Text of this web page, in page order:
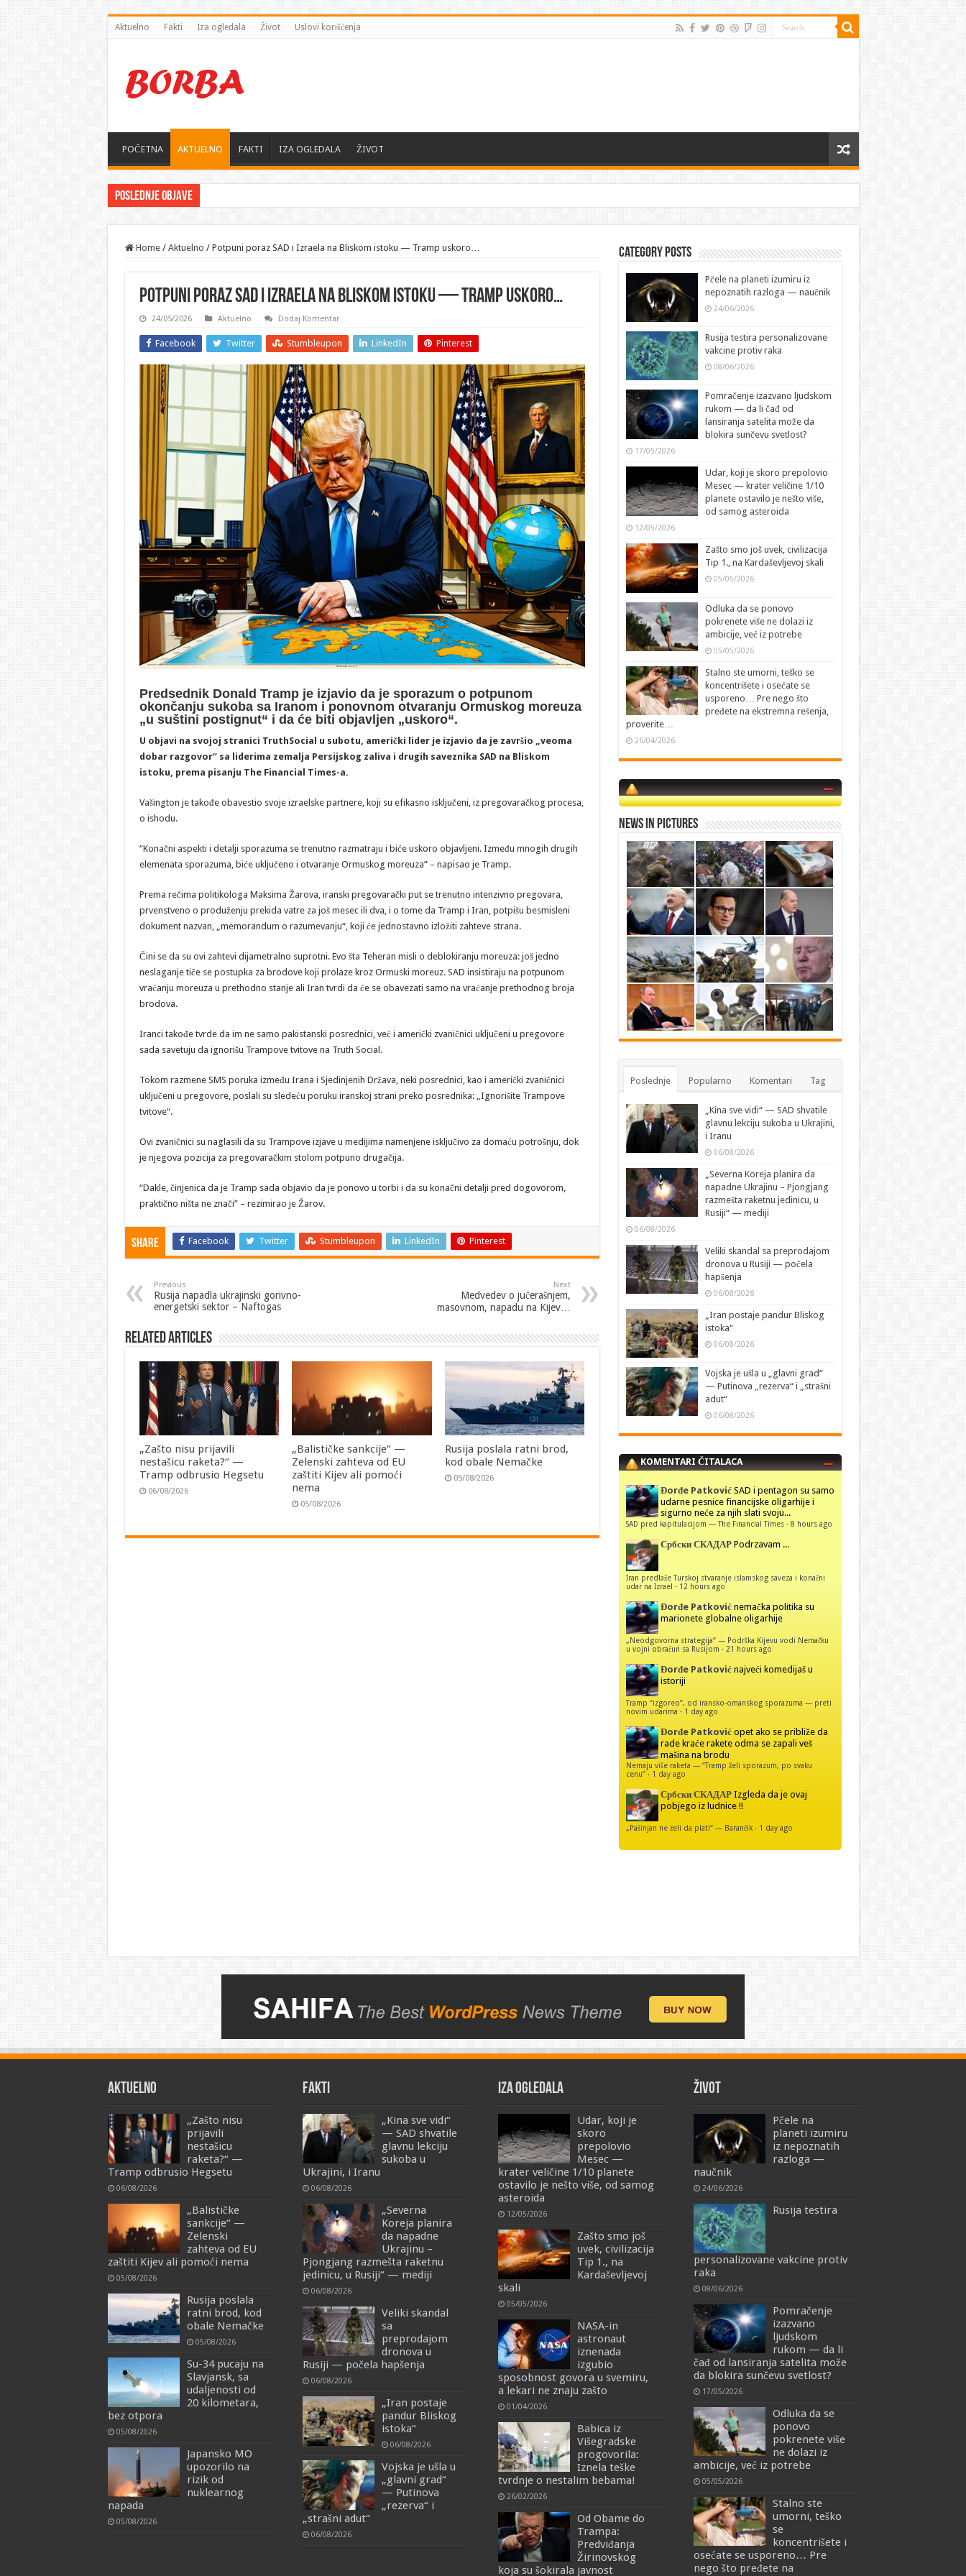
Aktuelno Fakti Iza ogledala Život Uslovi korišćenja
POČETNA AKTUELNO FAKTI IZA OGLEDALA ŽIVOT
Poslednje objave
Home / Aktuelno / Potpuni poraz SAD i Izraela na Bliskom istoku — Tramp uskoro…
Potpuni poraz SAD i Izraela na Bliskom istoku — Tramp uskoro…
24/05/2026 Aktuelno Dodaj Komentar
Facebook Twitter Stumbleupon LinkedIn Pinterest
Predsednik Donald Tramp je izjavio da je sporazum o potpunom
okončanju sukoba sa Iranom i ponovnom otvaranju Ormuskog moreuza
„u suštini postignut“ i da će biti objavljen „uskoro“.
U objavi na svojoj stranici TruthSocial u subotu, američki lider je izjavio da je završio „veoma
dobar razgovor“ sa liderima zemalja Persijskog zaliva i drugih saveznika SAD na Bliskom
istoku, prema pisanju The Financial Times-a.
Vašington je takođe obavestio svoje izraelske partnere, koji su efikasno isključeni, iz pregovaračkog procesa,
o ishodu.
“Konačni aspekti i detalji sporazuma se trenutno razmatraju i biće uskoro objavljeni. Između mnogih drugih
elemenata sporazuma, biće uključeno i otvaranje Ormuskog moreuza” – napisao je Tramp.
Prema rečima politikologa Maksima Žarova, iranski pregovarački put se trenutno intenzivno pregovara,
prvenstveno o produženju prekida vatre za još mesec ili dva, i o tome da Tramp i Iran, potpišu besmisleni
dokument nazvan, „memorandum o razumevanju“, koji će jednostavno izložiti zahteve strana.
Čini se da su ovi zahtevi dijametralno suprotni. Evo šta Teheran misli o deblokiranju moreuza: još jedno
neslaganje tiče se postupka za brodove koji prolaze kroz Ormuski moreuz. SAD insistiraju na potpunom
vraćanju moreuza u prethodno stanje ali Iran tvrdi da će se obavezati samo na vraćanje prethodnog broja
brodova.
Iranci takođe tvrde da im ne samo pakistanski posrednici, već i američki zvaničnici uključeni u pregovore
sada savetuju da ignorišu Trampove tvitove na Truth Social.
Tokom razmene SMS poruka između Irana i Sjedinjenih Država, neki posrednici, kao i američki zvaničnici
uključeni u pregovore, poslali su sledeću poruku iranskoj strani preko posrednika: „Ignorišite Trampove
tvitove“.
Ovi zvaničnici su naglasili da su Trampove izjave u medijima namenjene isključivo za domaću potrošnju, dok
je njegova pozicija za pregovaračkim stolom potpuno drugačija.
“Dakle, činjenica da je Tramp sada objavio da je ponovo u torbi i da su konačni detalji pred dogovorom,
praktično ništa ne znači” – rezimirao je Žarov.
Share Facebook Twitter Stumbleupon LinkedIn Pinterest
Previous
Rusija napadla ukrajinski gorivno-
energetski sektor – Naftogas
Next
Medvedev o jučerašnjem,
masovnom, napadu na Kijev…
Related Articles
„Zašto nisu prijavili
nestašicu raketa?“ —
Tramp odbrusio Hegsetu
06/08/2026
„Balističke sankcije“ —
Zelenski zahteva od EU
zaštiti Kijev ali pomoći
nema
05/08/2026
Rusija poslala ratni brod,
kod obale Nemačke
05/08/2026
Category Posts
Pčele na planeti izumiru iz
nepoznatih razloga — naučnik
24/06/2026
Rusija testira personalizovane
vakcine protiv raka
08/06/2026
Pomračenje izazvano ljudskom
rukom — da li čađ od
lansiranja satelita može da
blokira sunčevu svetlost?
17/05/2026
Udar, koji je skoro prepolovio
Mesec — krater veličine 1/10
planete ostavilo je nešto više,
od samog asteroida
12/05/2026
Zašto smo još uvek, civilizacija
Tip 1., na Kardaševljevoj skali
05/05/2026
Odluka da se ponovo
pokrenete više ne dolazi iz
ambicije, već iz potrebe
05/05/2026
Stalno ste umorni, teško se
koncentrišete i osećate se
usporeno… Pre nego što
pređete na ekstremna rešenja,
proverite…
26/04/2026
News in Pictures
Poslednje Popularno Komentari Tag
„Kina sve vidi“ — SAD shvatile
glavnu lekciju sukoba u Ukrajini,
i Iranu
06/08/2026
„Severna Koreja planira da
napadne Ukrajinu – Pjongjang
razmešta raketnu jedinicu, u
Rusiji“ — mediji
06/08/2026
Veliki skandal sa preprodajom
dronova u Rusiji — počela
hapšenja
06/08/2026
„Iran postaje pandur Bliskog
istoka“
06/08/2026
Vojska je ušla u „glavni grad“
— Putinova „rezerva“ i „strašni
adut“
06/08/2026
KOMENTARI ČITALACA
Đorđe Patković SAD i pentagon su samo
udarne pesnice financijske oligarhije i
sigurno neće za njih slati svoju...
SAD pred kapitulacijom — The Financial Times· 8 hours ago
Србски СКАДАР Podrzavam ...
Iran predlaže Turskoj stvaranje islamskog saveza i konačni
udar na Izrael · 12 hours ago
Đorđe Patković nemačka politika su
marionete globalne oligarhije
„Neodgovorna strategija“ — Podrška Kijevu vodi Nemačku
u vojni obračun sa Rusijom · 21 hours ago
Đorđe Patković najveći komedijaš u
istoriji
Tramp “izgoreo”, od iransko-omanskog sporazuma — preti
novim udarima · 1 day ago
Đorđe Patković opet ako se približe da
rade kraće rakete odma se zapali veš
mašina na brodu
Nemaju više raketa — “Tramp želi sporazum, po svaku
cenu”· 1 day ago
Србски СКАДАР Izgleda da je ovaj
pobjego iz ludnice !!
„Pašinjan ne želi da plati“ — Barančik· 1 day ago
AKTUELNO
„Zašto nisu
prijavili
nestašicu
raketa?“ —
Tramp odbrusio Hegsetu
06/08/2026
„Balističke
sankcije“ —
Zelenski
zahteva od EU
zaštiti Kijev ali pomoći nema
05/08/2026
Rusija poslala
ratni brod, kod
obale Nemačke
05/08/2026
Su-34 pucaju na
Slavjansk, sa
udaljenosti od
20 kilometara,
bez otpora
05/08/2026
Japansko MO
upozorilo na
rizik od
nuklearnog
napada
05/08/2026
FAKTI
„Kina sve vidi“
— SAD shvatile
glavnu lekciju
sukoba u
Ukrajini, i Iranu
06/08/2026
„Severna
Koreja planira
da napadne
Ukrajinu –
Pjongjang razmešta raketnu
jedinicu, u Rusiji“ — mediji
06/08/2026
Veliki skandal
sa
preprodajom
dronova u
Rusiji — počela hapšenja
06/08/2026
„Iran postaje
pandur Bliskog
istoka“
06/08/2026
Vojska je ušla u
„glavni grad“
— Putinova
„rezerva“ i
„strašni adut“
06/08/2026
IZA OGLEDALA
Udar, koji je
skoro
prepolovio
Mesec —
krater veličine 1/10 planete
ostavilo je nešto više, od samog
asteroida
12/05/2026
Zašto smo još
uvek, civilizacija
Tip 1., na
Kardaševljevoj
skali
05/05/2026
NASA-in
astronaut
iznenada
izgubio
sposobnost govora u svemiru,
a lekari ne znaju zašto
01/04/2026
Babica iz
Višegradske
progovorila:
Iznela teške
tvrdnje o nestalim bebama!
26/02/2026
Od Obame do
Trampa:
Predviđanja
Žirinovskog
koja su šokirala javnost
ŽIVOT
Pčele na
planeti izumiru
iz nepoznatih
razloga —
naučnik
24/06/2026
Rusija testira
personalizovane vakcine protiv
raka
08/06/2026
Pomračenje
izazvano
ljudskom
rukom — da li
čađ od lansiranja satelita može
da blokira sunčevu svetlost?
17/05/2026
Odluka da se
ponovo
pokrenete više
ne dolazi iz
ambicije, već iz potrebe
05/05/2026
Stalno ste
umorni, teško
se
koncentrišete i
osećate se usporeno… Pre
nego što pređete na